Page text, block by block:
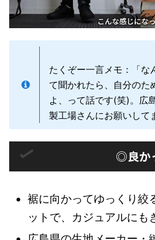
たくぞー一言メモ：「な
て聞かれたら、自分のた
よ、って話です(笑)。広
製工場さんにお願いして
◎良か
裾に向かってゆっくり絞
ットで、カジュアルにも